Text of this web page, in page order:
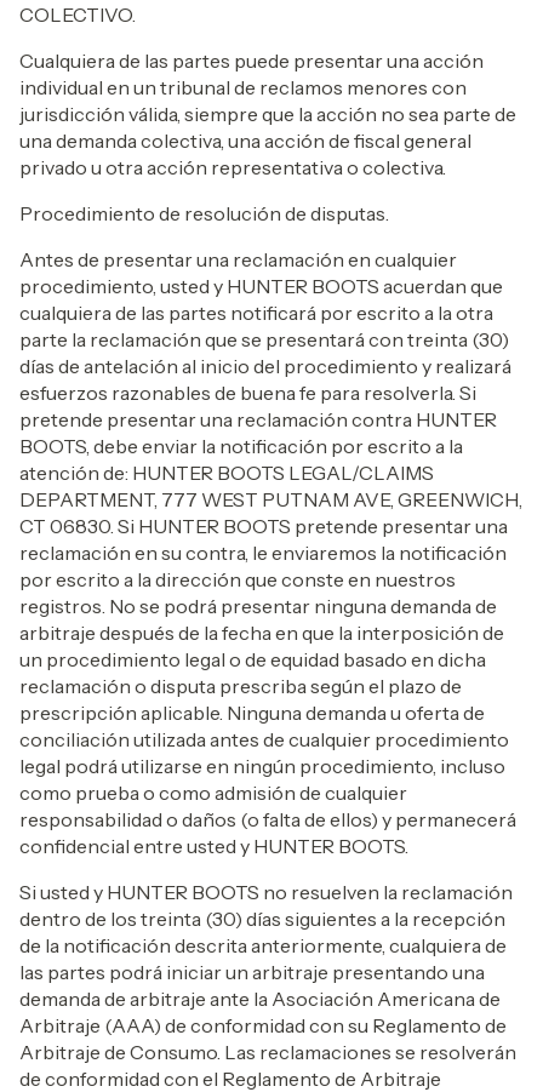
COLECTIVO.
Cualquiera de las partes puede presentar una acción
individual en un tribunal de reclamos menores con
jurisdicción válida, siempre que la acción no sea parte de
una demanda colectiva, una acción de fiscal general
privado u otra acción representativa o colectiva.
Procedimiento de resolución de disputas.
Antes de presentar una reclamación en cualquier
procedimiento, usted y HUNTER BOOTS acuerdan que
cualquiera de las partes notificará por escrito a la otra
parte la reclamación que se presentará con treinta (30)
días de antelación al inicio del procedimiento y realizará
esfuerzos razonables de buena fe para resolverla. Si
pretende presentar una reclamación contra HUNTER
BOOTS, debe enviar la notificación por escrito a la
atención de: HUNTER BOOTS LEGAL/CLAIMS
DEPARTMENT, 777 WEST PUTNAM AVE, GREENWICH,
CT 06830. Si HUNTER BOOTS pretende presentar una
reclamación en su contra, le enviaremos la notificación
por escrito a la dirección que conste en nuestros
registros. No se podrá presentar ninguna demanda de
arbitraje después de la fecha en que la interposición de
un procedimiento legal o de equidad basado en dicha
reclamación o disputa prescriba según el plazo de
prescripción aplicable. Ninguna demanda u oferta de
conciliación utilizada antes de cualquier procedimiento
legal podrá utilizarse en ningún procedimiento, incluso
como prueba o como admisión de cualquier
responsabilidad o daños (o falta de ellos) y permanecerá
confidencial entre usted y HUNTER BOOTS.
Si usted y HUNTER BOOTS no resuelven la reclamación
dentro de los treinta (30) días siguientes a la recepción
de la notificación descrita anteriormente, cualquiera de
las partes podrá iniciar un arbitraje presentando una
demanda de arbitraje ante la Asociación Americana de
Arbitraje (AAA) de conformidad con su Reglamento de
Arbitraje de Consumo. Las reclamaciones se resolverán
de conformidad con el Reglamento de Arbitraje